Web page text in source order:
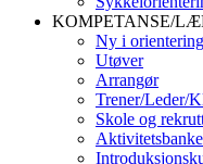
KOMPETANSE/
Ny i orientering
Utøver
Arrangør
Trener/Leder/
Skole og